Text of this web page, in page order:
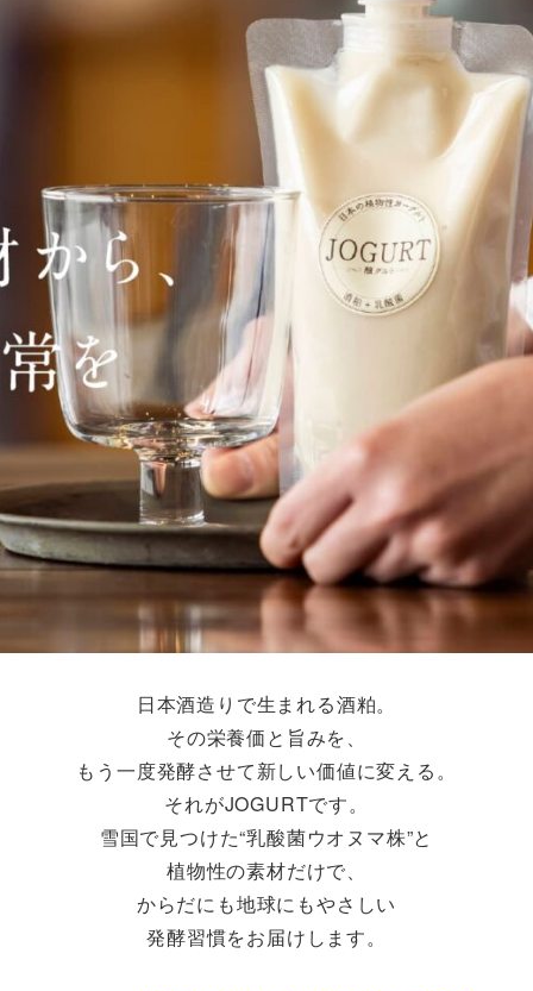
日本酒造りで生まれる酒粕。
その栄養価と旨みを、
もう一度発酵させて新しい価値に変える。
それがJOGURTです。
雪国で見つけた“乳酸菌ウオヌマ株”と
植物性の素材だけで、
からだにも地球にもやさしい
発酵習慣をお届けします。